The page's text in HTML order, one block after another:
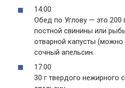
14:00
Обед по Углову — это 200
постной свинины или
отварной капусты
сочный апельсин.
17:00
30 г твердого нежирного